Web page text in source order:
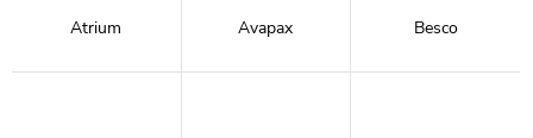
Atrium Avapax Besco